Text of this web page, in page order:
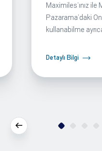
Maximiles’ınız
Pazarama’daki
kullanabilme
Detaylı Bilgi